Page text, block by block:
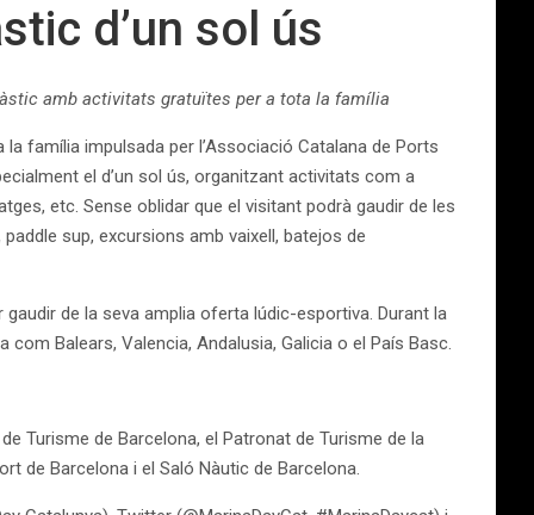
d’un sol ús
amb activitats gratuïtes per a tota la família
família impulsada per l’Associació Catalana de Ports
el d’un sol ús, organitzant activitats com a
etc. Sense oblidar que el visitant podrà gaudir de les
sup, excursions amb vaixell, batejos de
de la seva amplia oferta lúdic-esportiva. Durant la
Balears, Valencia, Andalusia, Galicia o el País Basc.
Turisme de Barcelona, el Patronat de Turisme de la
de Barcelona i el Saló Nàutic de Barcelona.